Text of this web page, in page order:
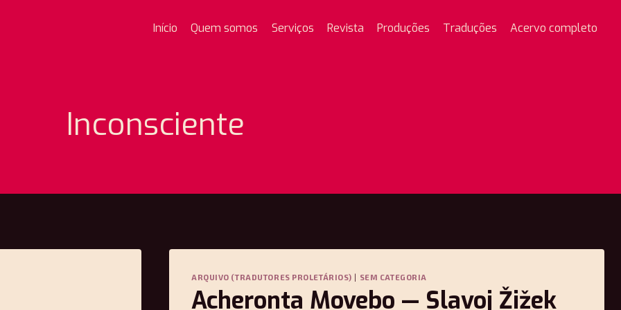
Início Quem somos Serviços Revista Produções Traduções Acervo completo
Inconsciente
ARQUIVO (TRADUTORES PROLETÁRIOS) | SEM CATEGORIA
Acheronta Movebo — Slavoj Žižek